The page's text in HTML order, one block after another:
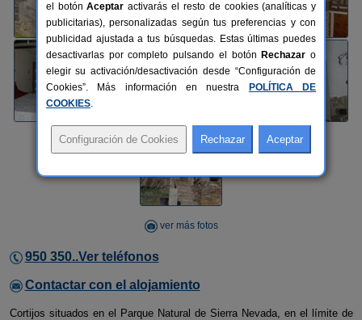
ver más fotos
950 350..Ver teléfonos
Contactar con el alojamiento
Cortijos situados en el Parque Natural de Sierra Nevada, en el límite de
el botónAceptar activarás el resto de cookies (analíticas y
publicitarias), personalizadas según tus preferencias y con
publicidad ajustada a tus búsquedas. Estas últimas puedes
desactivarlas por completo pulsando el botón Rechazar o
elegir su activación/desactivación desde “Configuración de
Cookies”. Más información en nuestra
POLÍTICA DE
COOKIES.